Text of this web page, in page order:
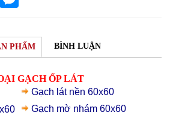
PHẨM BÌNH LUẬN
GẠCH ỐP LÁT
Gạch lát nền 60x60
Gạch mờ nhám 60x60